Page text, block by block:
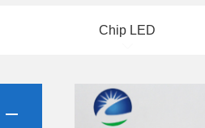
Chip LED